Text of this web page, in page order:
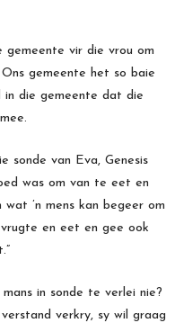
gemeente vir die vrou om
gemeente het so baie
in die gemeente dat die
sonde van Eva, Genesis
was om van te eet en
wat ’n mens kan begeer om
en eet en gee ook
in sonde te verlei nie?
verkry, sy wil graag